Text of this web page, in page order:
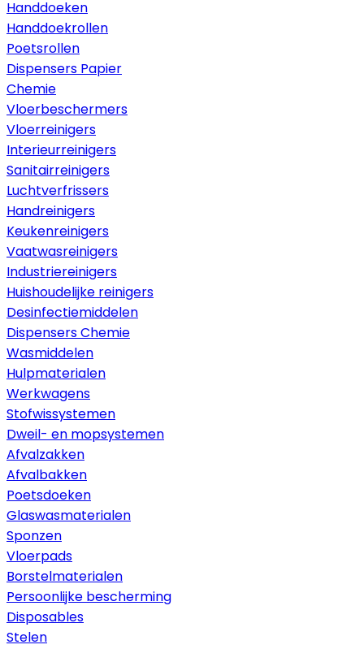
Handdoeken
Handdoekrollen
Poetsrollen
Dispensers Papier
Chemie
Vloerbeschermers
Vloerreinigers
Interieurreinigers
Sanitairreinigers
Luchtverfrissers
Handreinigers
Keukenreinigers
Vaatwasreinigers
Industriereinigers
Huishoudelijke reinigers
Desinfectiemiddelen
Dispensers Chemie
Wasmiddelen
Hulpmaterialen
Werkwagens
Stofwissystemen
Dweil- en mopsystemen
Afvalzakken
Afvalbakken
Poetsdoeken
Glaswasmaterialen
Sponzen
Vloerpads
Borstelmaterialen
Persoonlijke bescherming
Disposables
Stelen